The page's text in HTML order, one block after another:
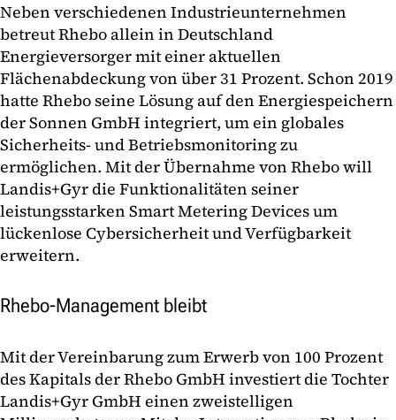
Neben verschiedenen Industrieunternehmen
betreut Rhebo allein in Deutschland
Energieversorger mit einer aktuellen
Flächenabdeckung von über 31 Prozent. Schon 2019
hatte Rhebo seine Lösung auf den Energiespeichern
der Sonnen GmbH integriert, um ein globales
Sicherheits- und Betriebsmonitoring zu
ermöglichen. Mit der Übernahme von Rhebo will
Landis+Gyr die Funktionalitäten seiner
leistungsstarken Smart Metering Devices um
lückenlose Cybersicherheit und Verfügbarkeit
erweitern.
Rhebo-Management bleibt
Mit der Vereinbarung zum Erwerb von 100 Prozent
des Kapitals der Rhebo GmbH investiert die Tochter
Landis+Gyr GmbH einen zweistelligen